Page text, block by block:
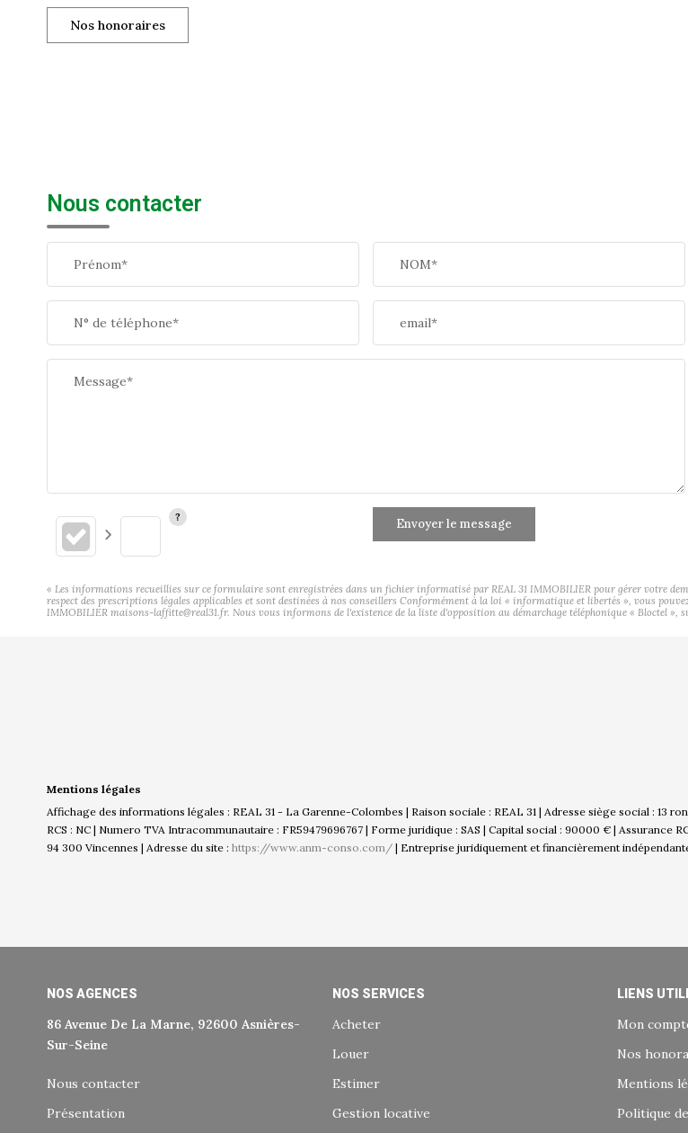
Nos honoraires
Nous contacter
Prénom* NOM*
N° de téléphone* email*
Message*
Envoyer le message
« Les informations recueillies sur ce formulaire sont enregistrées dans un fichier informatisé par REAL 31 IMMOBILIER pour gérer votre
respect des prescriptions légales applicables et sont destinées à nos conseillers Conformément à la loi « informatique et libertés », vous
IMMOBILIER maisons-laffitte@real31.fr. Nous vous informons de l'existence de la liste d'opposition au démarchage téléphonique « Bloctel »,
Mentions légales
Affichage des informations légales : REAL 31 - La Garenne-Colombes | Raison sociale : REAL 31 | Adresse siège social : 13
RCS : NC | Numero TVA Intracommunautaire : FR59479696767 | Forme juridique : SAS | Capital social : 90000 € | Assurance
94 300 Vincennes | Adresse du site : https://www.anm-conso.com/ | Entreprise juridiquement et financièrement
NOS AGENCES
86 Avenue De La Marne, 92600 Asnières-
Sur-Seine
Nous contacter
Présentation
NOS SERVICES
Acheter
Louer
Estimer
Gestion locative
LIENS
Mon
Nos
Mentions
Politique